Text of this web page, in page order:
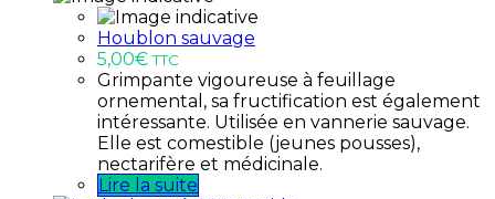
Houblon sauvage
5,00€ TTC
Grimpante vigoureuse à feuillage
ornemental, sa fructification est également
intéressante. Utilisée en vannerie sauvage.
Elle est comestible (jeunes pousses),
nectarifère et médicinale.
Lire la suite